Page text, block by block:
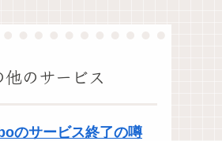
他のサービス
のサービス終了の噂